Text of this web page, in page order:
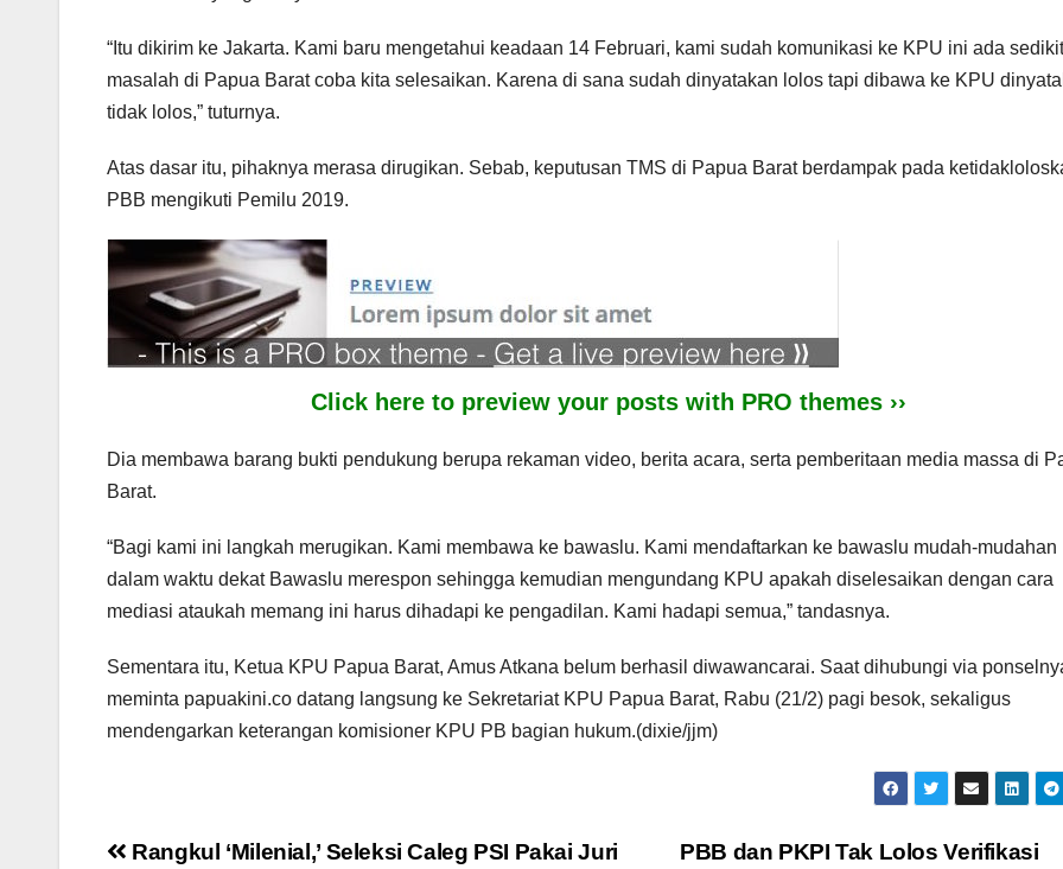
“Itu dikirim ke Jakarta. Kami baru mengetahui keadaan 14 Februari, kami sudah komunikasi ke KPU ini ada sedikit
masalah di Papua Barat coba kita selesaikan. Karena di sana sudah dinyatakan lolos tapi dibawa ke KPU
tidak lolos,” tuturnya.
Atas dasar itu, pihaknya merasa dirugikan. Sebab, keputusan TMS di Papua Barat berdampak pada
PBB mengikuti Pemilu 2019.
Click here to preview your posts with PRO themes ››
Dia membawa barang bukti pendukung berupa rekaman video, berita acara, serta pemberitaan media massa di
Barat.
“Bagi kami ini langkah merugikan. Kami membawa ke bawaslu. Kami mendaftarkan ke bawaslu mudah-mudahan
dalam waktu dekat Bawaslu merespon sehingga kemudian mengundang KPU apakah diselesaikan dengan cara
mediasi ataukah memang ini harus dihadapi ke pengadilan. Kami hadapi semua,” tandasnya.
Sementara itu, Ketua KPU Papua Barat, Amus Atkana belum berhasil diwawancarai. Saat dihubungi via
meminta papuakini.co datang langsung ke Sekretariat KPU Papua Barat, Rabu (21/2) pagi besok, sekaligus
mendengarkan keterangan komisioner KPU PB bagian hukum.(dixie/jjm)
PBB dan PKPI Tak Lolos Verifikasi
Rangkul ‘Milenial,’ Seleksi Caleg PSI Pakai Juri